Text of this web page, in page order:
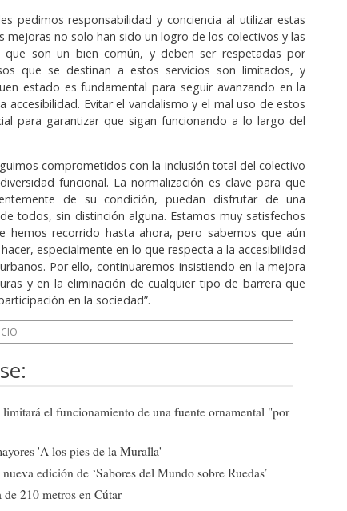
pedimos responsabilidad y conciencia al utilizar estas
mejoras no solo han sido un logro de los colectivos y las
que son un bien común, y deben ser respetadas por
que se destinan a estos servicios son limitados, y
estado es fundamental para seguir avanzando en la
accesibilidad. Evitar el vandalismo y el mal uso de estos
para garantizar que sigan funcionando a lo largo del
comprometidos con la inclusión total del colectivo
funcional. La normalización es clave para que
de su condición, puedan disfrutar de una
todos, sin distinción alguna. Estamos muy satisfechos
hemos recorrido hasta ahora, pero sabemos que aún
especialmente en lo que respecta a la accesibilidad
Por ello, continuaremos insistiendo en la mejora
y en la eliminación de cualquier tipo de barrera que
en la sociedad”.
el funcionamiento de una fuente ornamental "por
'A los pies de la Muralla'
edición de ‘Sabores del Mundo sobre Ruedas’
210 metros en Cútar